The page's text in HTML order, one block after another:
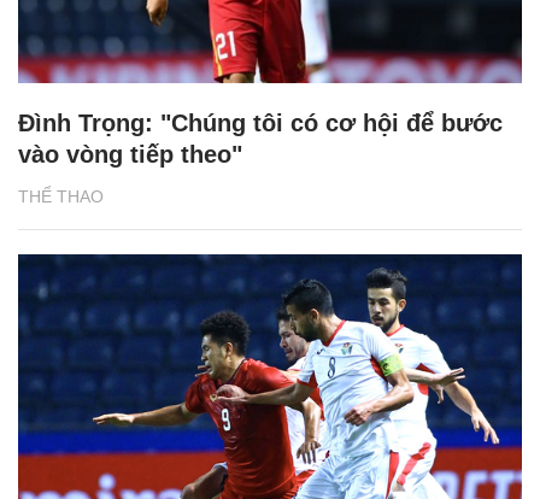
THỂ THAO
Đình Trọng: "Chúng tôi có cơ hội để bước
vào vòng tiếp theo"